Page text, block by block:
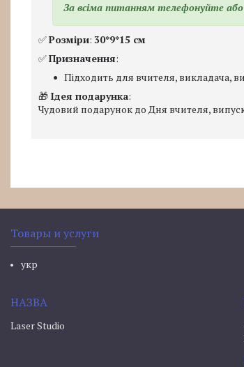
За всіма питанням телефонуйте
✅Розміри: 30*9*15 см
✅Призначення:
Підходить для вчителя, викладача,
🎁 Ідея подарунка:
Чудовий подарунок до Дня вчителя,
Товары и услуги
укр
Laser Studio